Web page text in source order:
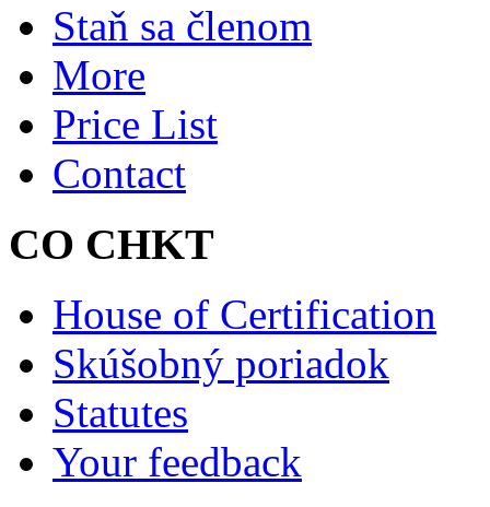
Staň sa členom
More
Price List
Contact
CO CHKT
House of Certification
Skúšobný poriadok
Statutes
Your feedback